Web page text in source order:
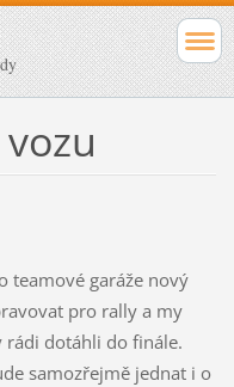
teamové garáže nový
pro rally a my
rádi dotáhli do finále.
samozřejmě jednat i o